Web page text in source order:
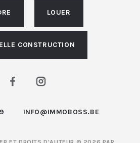
LOUER
CONSTRUCTION
INFO@IMMOBOSS.BE